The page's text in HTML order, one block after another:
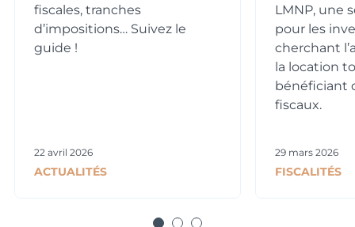
fiscales, tranches
d’impositions… Suivez le
guide !
22 avril 2026
ACTUALITÉS
LMNP, une
pour les
cherchant
la location
bénéficiant
fiscaux.
29 mars 2026
FISCALITÉS